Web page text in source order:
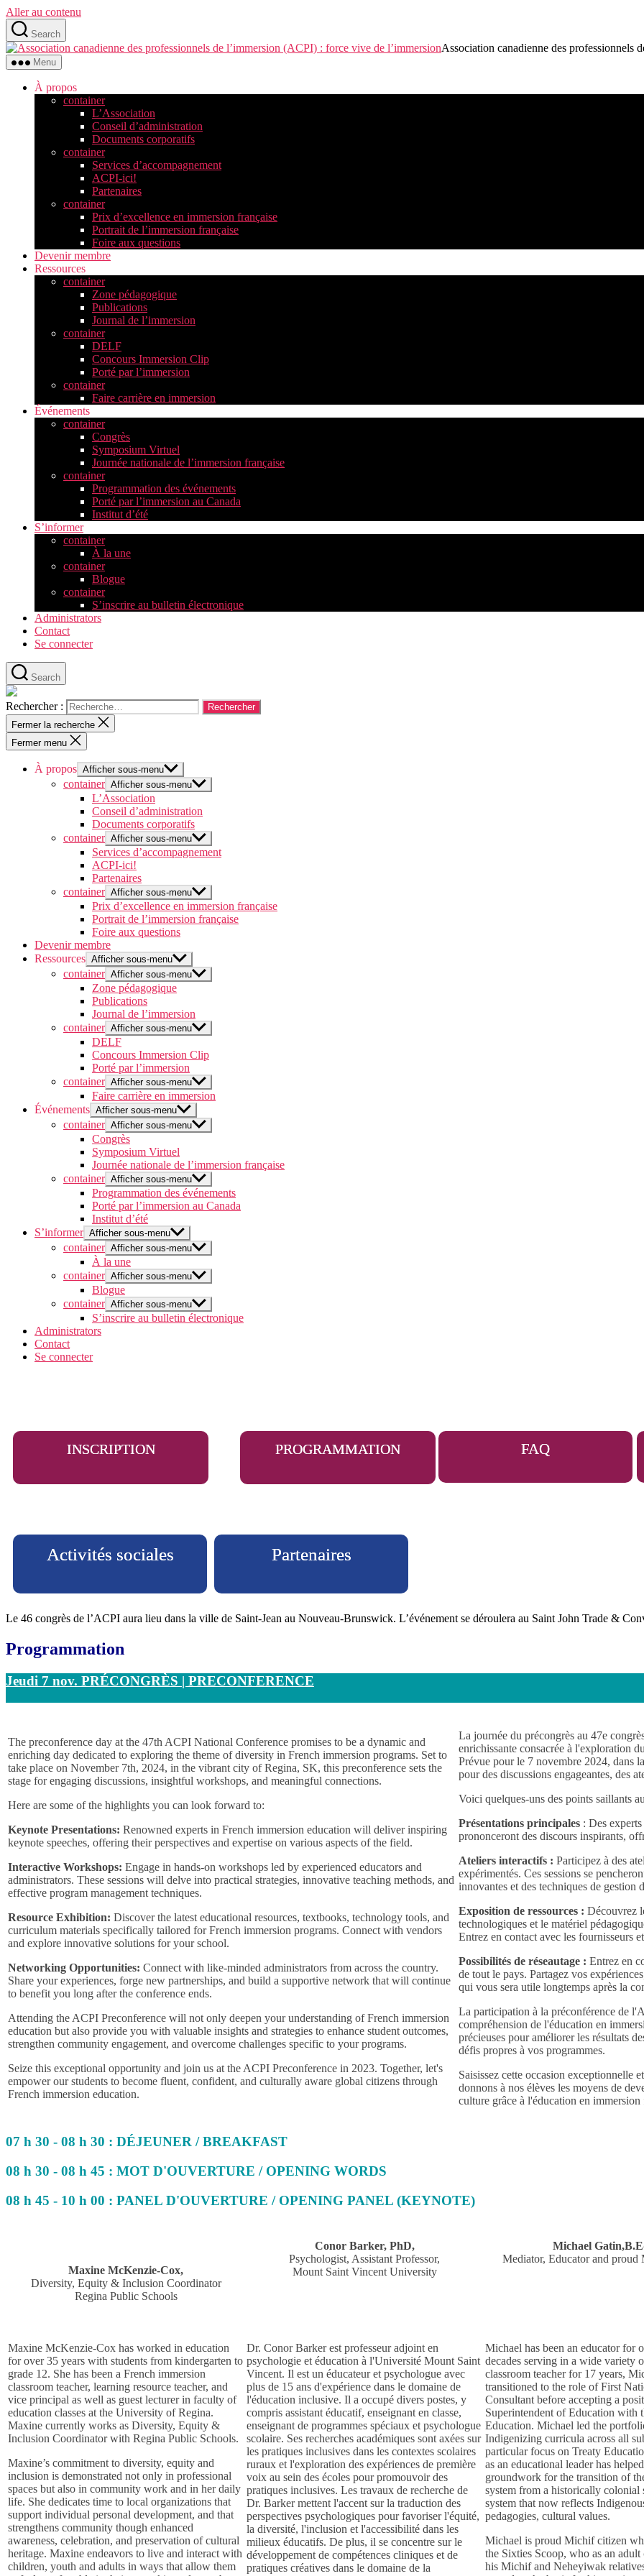
Aller au contenu
Search
Association canadienne des professionnels
Menu
À propos
container
L’Association
Conseil d’administration
Documents corporatifs
container
Services d’accompagnement
ACPI-ici!
Partenaires
container
Prix d’excellence en immersion française
Portrait de l’immersion française
Foire aux questions
Devenir membre
Ressources
container
Zone pédagogique
Publications
Journal de l’immersion
container
DELF
Concours Immersion Clip
Porté par l’immersion
container
Faire carrière en immersion
Événements
container
Congrès
Symposium Virtuel
Journée nationale de l’immersion française
container
Programmation des événements
Porté par l’immersion au Canada
Institut d’été
S’informer
container
À la une
container
Blogue
container
S’inscrire au bulletin électronique
Administrators
Contact
Se connecter
Search
Rechercher :
Fermer la recherche
Fermer menu
À propos Afficher sous-menu
container Afficher sous-menu
L’Association
Conseil d’administration
Documents corporatifs
container Afficher sous-menu
Services d’accompagnement
ACPI-ici!
Partenaires
container Afficher sous-menu
Prix d’excellence en immersion française
Portrait de l’immersion française
Foire aux questions
Devenir membre
Ressources Afficher sous-menu
container Afficher sous-menu
Zone pédagogique
Publications
Journal de l’immersion
container Afficher sous-menu
DELF
Concours Immersion Clip
Porté par l’immersion
container Afficher sous-menu
Faire carrière en immersion
Événements Afficher sous-menu
container Afficher sous-menu
Congrès
Symposium Virtuel
Journée nationale de l’immersion française
container Afficher sous-menu
Programmation des événements
Porté par l’immersion au Canada
Institut d’été
S’informer Afficher sous-menu
container Afficher sous-menu
À la une
container Afficher sous-menu
Blogue
container Afficher sous-menu
S’inscrire au bulletin électronique
Administrators
Contact
Se connecter
INSCRIPTION PROGRAMMATION FAQ
Activités sociales Partenaires
Le 46 congrès de l’ACPI aura lieu dans la ville de Saint-Jean au Nouveau-Brunswick. L’événement se déroulera au Saint John Trade &
Programmation
Jeudi 7 nov. PRÉCONGRÈS | PRECONFERENCE
The preconference day at the 47th ACPI National Conference promises to be a dynamic and
enriching day dedicated to exploring the theme of diversity in French immersion programs. Set to
take place on November 7th, 2024, in the vibrant city of Regina, SK, this preconference sets the
stage for engaging discussions, insightful workshops, and meaningful connections.
Here are some of the highlights you can look forward to:
Keynote Presentations: Renowned experts in French immersion education will deliver inspiring
keynote speeches, offering their perspectives and expertise on various aspects of the field.
Interactive Workshops: Engage in hands-on workshops led by experienced educators and
administrators. These sessions will delve into practical strategies, innovative teaching methods, and
effective program management techniques.
Resource Exhibition: Discover the latest educational resources, textbooks, technology tools, and
curriculum materials specifically tailored for French immersion programs. Connect with vendors
and explore innovative solutions for your school.
Networking Opportunities: Connect with like-minded administrators from across the country.
Share your experiences, forge new partnerships, and build a supportive network that will continue
to benefit you long after the conference ends.
Attending the ACPI Preconference will not only deepen your understanding of French immersion
education but also provide you with valuable insights and strategies to enhance student outcomes,
strengthen community engagement, and overcome challenges specific to your programs.
Seize this exceptional opportunity and join us at the ACPI Preconference in 2023. Together, let's
empower our students to become fluent, confident, and culturally aware global citizens through
French immersion education.
La journée du précongrès au 47e
enrichissante consacrée à l'exploration
Prévue pour le 7 novembre 2024, dans
pour des discussions engageantes, des
Voici quelques-uns des points saillants
Présentations principales : Des
prononceront des discours inspirants,
Ateliers interactifs : Participez à des
expérimentés. Ces sessions se
innovantes et des techniques de gestion
Exposition de ressources : Découvrez
technologiques et le matériel
Entrez en contact avec les fournisseurs
Possibilités de réseautage : Entrez en
de tout le pays. Partagez vos
qui vous sera utile longtemps après la
La participation à la préconférence de
compréhension de l'éducation en
précieuses pour améliorer les résultats
défis propres à vos programmes.
Saisissez cette occasion exceptionnelle
donnons à nos élèves les moyens de
culture grâce à l'éducation en immersion
07 h 30 - 08 h 30 : DÉJEUNER / BREAKFAST
08 h 30 - 08 h 45 : MOT D'OUVERTURE / OPENING WORDS
08 h 45 - 10 h 00 : PANEL D'OUVERTURE / OPENING PANEL (KEYNOTE)
Maxine McKenzie-Cox,
Diversity, Equity & Inclusion Coordinator
Regina Public Schools
Conor Barker, PhD,
Psychologist, Assistant Professor,
Mount Saint Vincent University
Michael
Mediator, Educator and proud
Maxine McKenzie-Cox has worked in education
for over 35 years with students from kindergarten to
grade 12. She has been a French immersion
classroom teacher, learning resource teacher, and
vice principal as well as guest lecturer in faculty of
education classes at the University of Regina.
Maxine currently works as Diversity, Equity &
Inclusion Coordinator with Regina Public Schools.
Maxine’s commitment to diversity, equity and
inclusion is demonstrated not only in professional
spaces but also in community work and in her daily
life. She dedicates time to local organizations that
support individual personal development, and that
strengthens community though enhanced
awareness, celebration, and preservation of cultural
heritage. Maxine endeavors to live and interact with
children, youth and adults in ways that allow them
Dr. Conor Barker est professeur adjoint en
psychologie et éducation à l'Université Mount Saint
Vincent. Il est un éducateur et psychologue avec
plus de 15 ans d'expérience dans le domaine de
l'éducation inclusive. Il a occupé divers postes, y
compris assistant éducatif, enseignant en classe,
enseignant de programmes spéciaux et psychologue
scolaire. Ses recherches académiques sont axées sur
les pratiques inclusives dans les contextes scolaires
ruraux et l'exploration des expériences de première
voix au sein des écoles pour promouvoir des
pratiques inclusives. Les travaux de recherche de
Dr. Barker mettent l'accent sur la traduction des
perspectives psychologiques pour favoriser l'équité,
la diversité, l'inclusion et l'accessibilité dans les
milieux éducatifs. De plus, il se concentre sur le
développement de compétences cliniques et de
pratiques créatives dans le domaine de la
Michael has been an educator for
decades serving in a wide variety
classroom teacher for 17 years,
transitioned to the role of First
Consultant before accepting a
Superintendent of Education with
Education. Michael led the
Indigenizing curricula across all
particular focus on Treaty
as an educational leader has
groundwork for the transition of
system from a historically colonial
system that now reflects
pedagogies, cultural values.
Michael is proud Michif citizen
the Sixties Scoop, who as an
his Michif and Neheyiwak